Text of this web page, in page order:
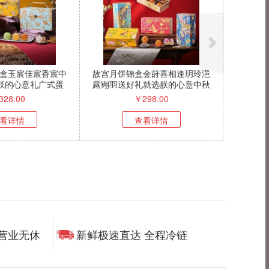
玉宸佳宸香宸中
的心意礼广式蛋
莲蓉
详情
故宫月饼锦盒金莳喜相逢玥玲浥
露翙羽送好礼就选朕的心意中秋
礼盒
￥298.00
查看详情
业无休 新鲜极速直达 全程冷链